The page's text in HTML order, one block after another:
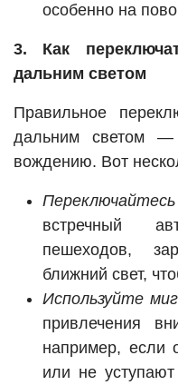
особенно на
3. Как
дальним светом
Правильное
дальним светом —
вождению. Вот
встречный
пешеходов,
ближний свет,
Используйте
привлечения
например, если
или не